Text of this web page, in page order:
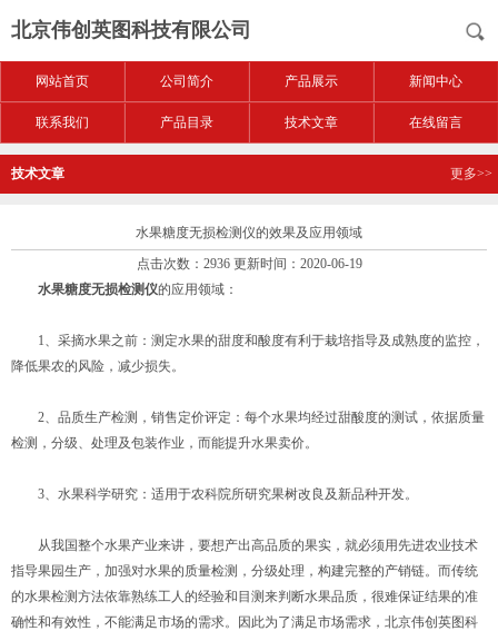
北京伟创英图科技有限公司
网站首页 公司简介 产品展示 新闻中心
联系我们 产品目录 技术文章 在线留言
技术文章 更多>>
水果糖度无损检测仪的效果及应用领域
点击次数：2936 更新时间：2020-06-19
水果糖度无损检测仪的应用领域：
1、采摘水果之前：测定水果的甜度和酸度有利于栽培指导及成熟度的监控，
降低果农的风险，减少损失。
2、品质生产检测，销售定价评定：每个水果均经过甜酸度的测试，依据质量
检测，分级、处理及包装作业，而能提升水果卖价。
3、水果科学研究：适用于农科院所研究果树改良及新品种开发。
从我国整个水果产业来讲，要想产出高品质的果实，就必须用先进农业技术
指导果园生产，加强对水果的质量检测，分级处理，构建完整的产销链。而传统
的水果检测方法依靠熟练工人的经验和目测来判断水果品质，很难保证结果的准
确性和有效性，不能满足市场的需求。因此为了满足市场需求，北京伟创英图科